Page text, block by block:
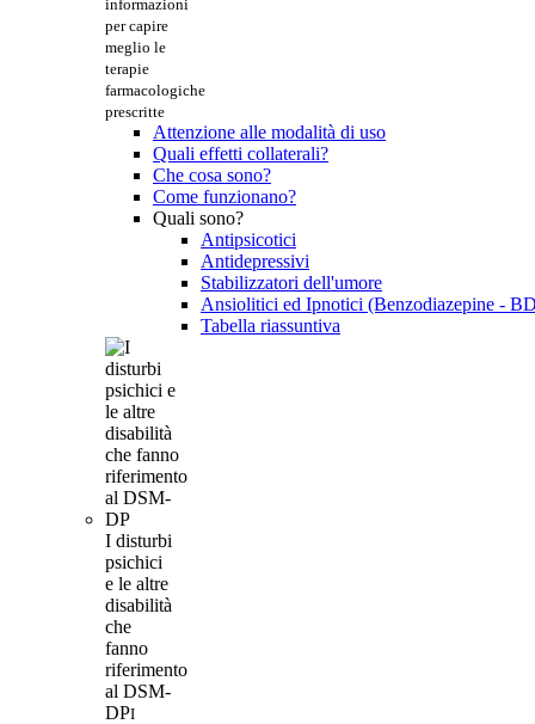
informazioni
per capire
meglio le
terapie
farmacologiche
prescritte
Attenzione alle modalità di uso
Quali effetti collaterali?
Che cosa sono?
Come funzionano?
Quali sono?
Antipsicotici
Antidepressivi
Stabilizzatori dell'umore
Ansiolitici ed Ipnotici (Benzodiazepine -
Tabella riassuntiva
I disturbi
psichici
e le altre
disabilità
che
fanno
riferimento
al DSM-
DPI